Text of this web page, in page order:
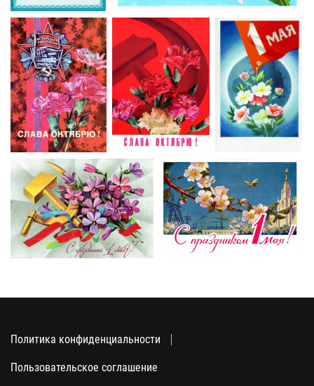
Политика конфиденциальности
Пользовательское соглашение